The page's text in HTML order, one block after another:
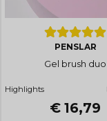
PENSLAR
Gel brush duo
Highlights
€ 16,79